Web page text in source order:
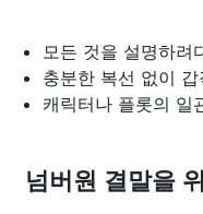
모든 것을 설명하려
충분한 복선 없이
캐릭터나 플롯의 일
넘버원 결말을